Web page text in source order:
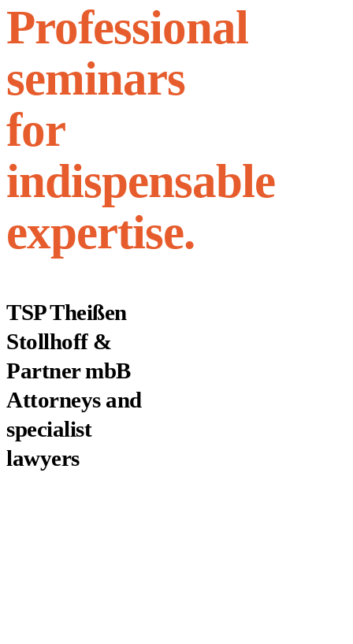
Professional
seminars
for
indispensable
expertise.
TSP Theißen
Stollhoff &
Partner mbB
Attorneys and
specialist
lawyers